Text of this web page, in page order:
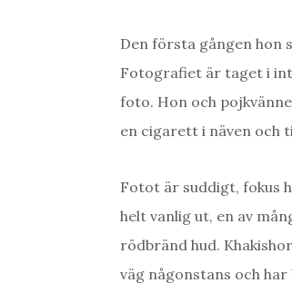
Den första gången hon
Fotografiet är taget i
foto. Hon och
en cigarett i näven och
Fotot är suddigt, fokus
helt vanlig ut, en av
rödbränd hud.
väg någonstans och